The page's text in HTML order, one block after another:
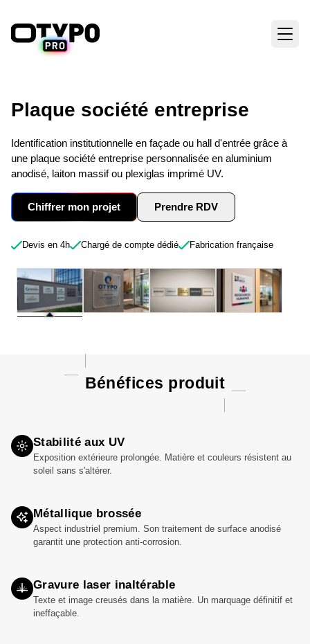
Plaque société entreprise
Identification institutionnelle en façade ou hall d'entrée grâce à
une plaque société entreprise personnalisée en aluminium
anodisé, laiton massif ou plexiglas imprimé UV.
Chiffrer mon projet Prendre RDV
Devis en 4h Chargé de compte dédié Fabrication française
Bénéfices produit
Stabilité aux UV
Exposition extérieure prolongée. Matière et couleurs résistent au
soleil sans s'altérer.
Métallique brossée
Aspect industriel premium. Son traitement de surface anodisé
garantit une protection anti-corrosion.
Gravure laser inaltérable
Texte et image creusés dans la matière. Un marquage définitif et
ineffaçable.